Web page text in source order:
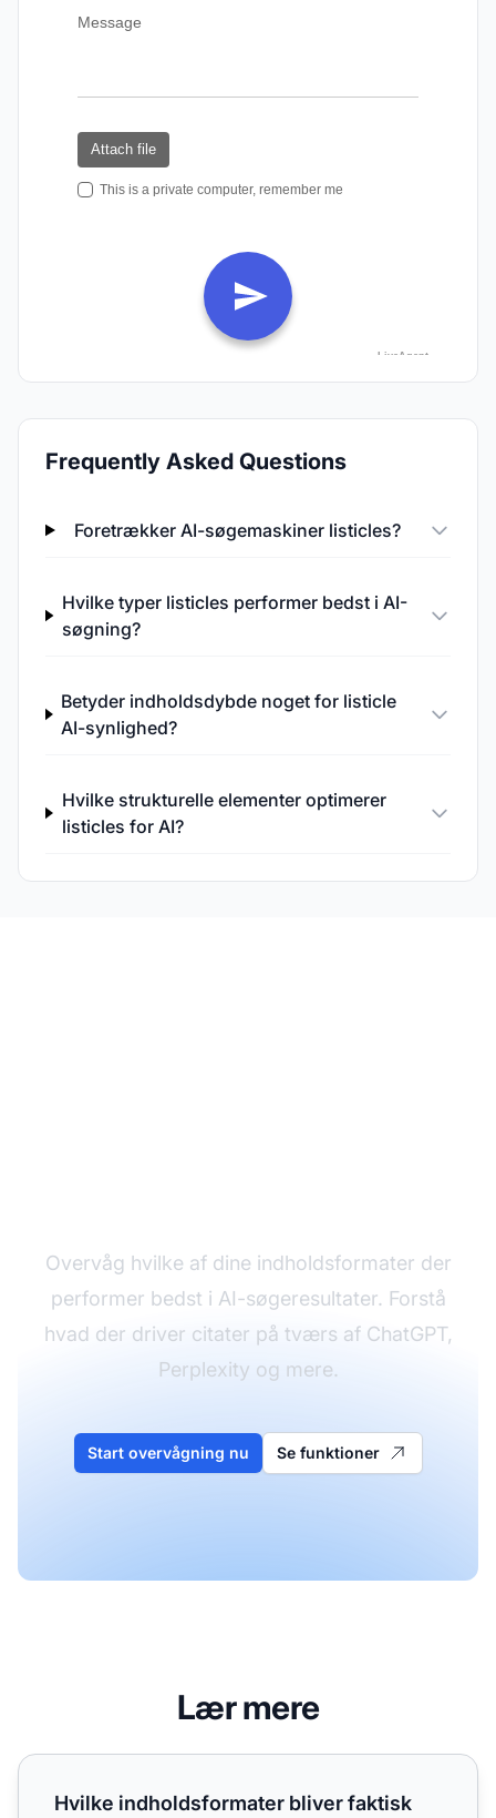
Frequently Asked Questions
Foretrækker AI-søgemaskiner listicles?
Hvilke typer listicles performer bedst i AI-
søgning?
Betyder indholdsdybde noget for listicle
AI-synlighed?
Hvilke strukturelle elementer optimerer
listicles for AI?
Overvåg hvilke af dine indholdsformater der
performer bedst i AI-søgeresultater. Forstå
hvad der driver citater på tværs af ChatGPT,
Perplexity og mere.
Start overvågning nu Se funktioner
Lær mere
Hvilke indholdsformater bliver faktisk citeret af AI? Test
Hvilke indholdsformater bliver faktisk